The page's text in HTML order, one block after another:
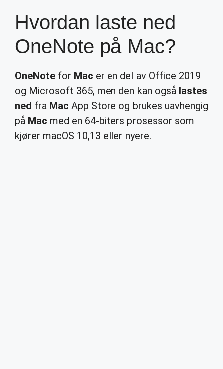
Hvordan laste ned
OneNote på Mac?
OneNote for Mac er en del av Office 2019
og Microsoft 365, men den kan også lastes
ned fra Mac App Store og brukes uavhengig
på Mac med en 64-biters prosessor som
kjører macOS 10,13 eller nyere.